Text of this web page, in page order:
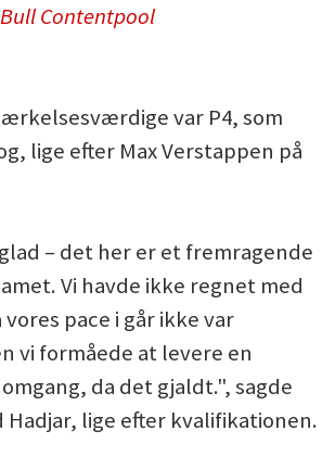
Contentpool
var P4, som
lige efter Max Verstappen på
– det her er et fremragende
Vi havde ikke regnet med
vores pace i går ikke var
vi formåede at levere en
da det gjaldt.", sagde
Hadjar, lige efter kvalifikationen.